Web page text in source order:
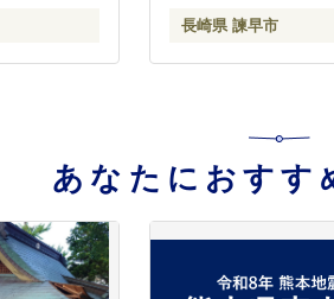
長崎県 諫早市
あなたにおすす